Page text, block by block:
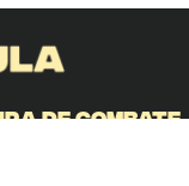
DE COMBATE